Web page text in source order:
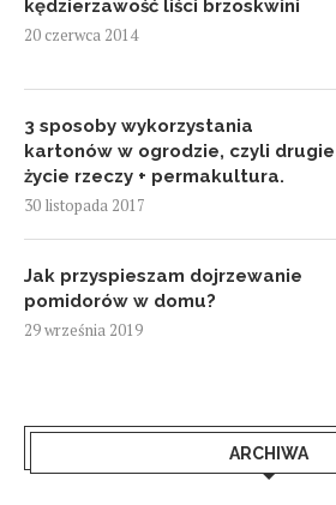
kędzierzawość liści brzoskwini
20 czerwca 2014
3 sposoby wykorzystania
kartonów w ogrodzie, czyli drugie
życie rzeczy + permakultura.
30 listopada 2017
Jak przyspieszam dojrzewanie
pomidorów w domu?
29 września 2019
ARCHIWA